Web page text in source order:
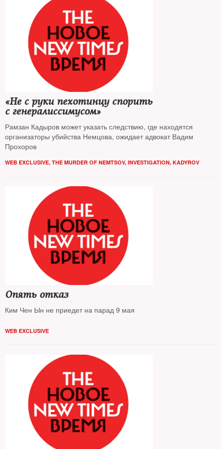
«Не с руки пехотинцу спорить
с генералиссимусом»
Рамзан Кадыров может указать следствию, где находятся
организаторы убийства Немцова, ожидает адвокат Вадим
Прохоров
WEB EXCLUSIVE, THE MURDER OF NEMTSOV, INVESTIGATION, KADYROV
Опять отказ
Ким Чен Ын не приедет на парад 9 мая
WEB EXCLUSIVE